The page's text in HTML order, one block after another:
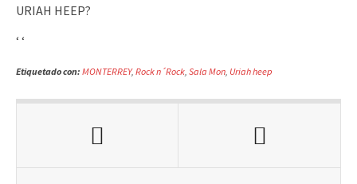
URIAH HEEP?
‘ ‘
Etiquetado con: MONTERREY, Rock n´Rock, Sala Mon, Uriah heep